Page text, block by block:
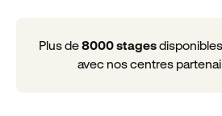
Plus de8000 stages
avec nos centres